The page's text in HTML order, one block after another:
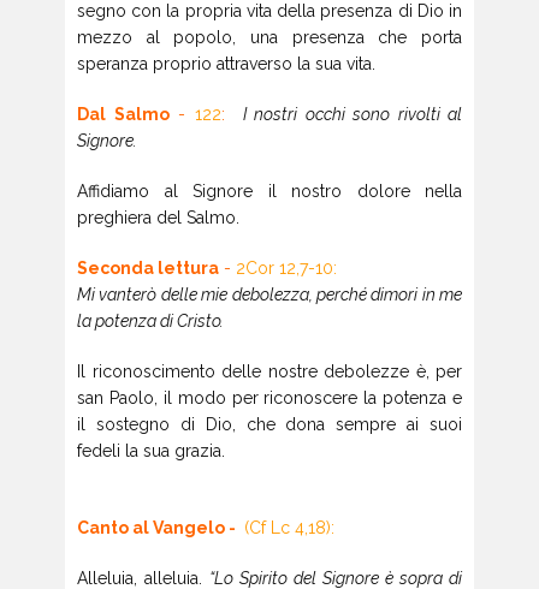
segno con la propria vita della presenza di Dio in
mezzo al popolo, una presenza che porta
speranza proprio attraverso la sua vita.
Dal Salmo- 122:
I nostri occhi sono rivolti al
Signore.
Affidiamo al Signore il nostro dolore nella
preghiera del Salmo.
Seconda lettura - 2Cor 12,7-10:
Mi vanterò delle mie debolezza, perché dimori in me
la potenza di Cristo.
Il riconoscimento delle nostre debolezze è, per
san Paolo, il modo per riconoscere la potenza e
il sostegno di Dio, che dona sempre ai suoi
fedeli la sua grazia.
Canto al Vangelo - (Cf Lc 4,18):
Alleluia, alleluia. “Lo Spirito del Signore è sopra di